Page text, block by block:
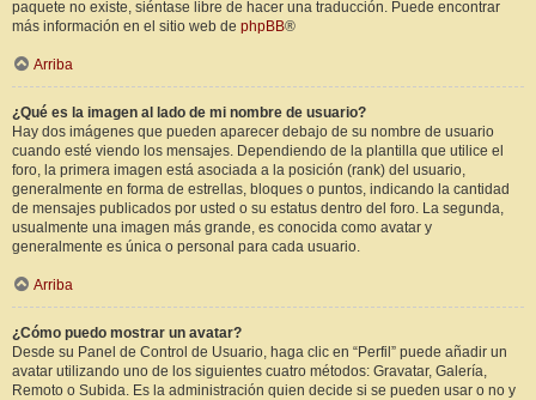
paquete no existe, siéntase libre de hacer una traducción. Puede encontrar
más información en el sitio web de phpBB®
Arriba
¿Qué es la imagen al lado de mi nombre de usuario?
Hay dos imágenes que pueden aparecer debajo de su nombre de usuario
cuando esté viendo los mensajes. Dependiendo de la plantilla que utilice el
foro, la primera imagen está asociada a la posición (rank) del usuario,
generalmente en forma de estrellas, bloques o puntos, indicando la cantidad
de mensajes publicados por usted o su estatus dentro del foro. La segunda,
usualmente una imagen más grande, es conocida como avatar y
generalmente es única o personal para cada usuario.
Arriba
¿Cómo puedo mostrar un avatar?
Desde su Panel de Control de Usuario, haga clic en “Perfil” puede añadir un
avatar utilizando uno de los siguientes cuatro métodos: Gravatar, Galería,
Remoto o Subida. Es la administración quien decide si se pueden usar o no y